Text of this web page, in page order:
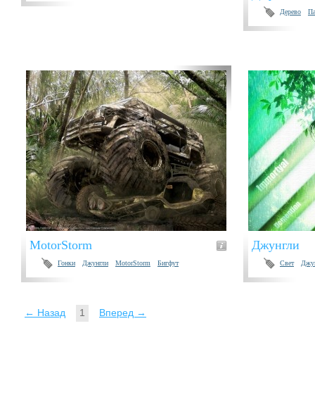
Дерево
MotorStorm
Гонки Джунгли MotorStorm Бигфут
Джунгли
Свет
← Назад 1 Вперед →